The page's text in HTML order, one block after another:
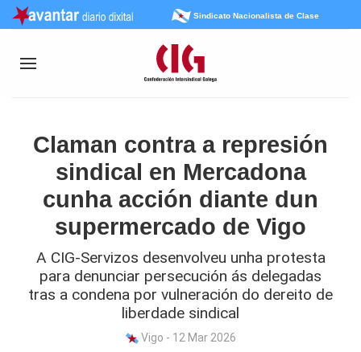
Sindicato Nacionalista de Clase
Claman contra a represión
sindical en Mercadona
cunha acción diante dun
supermercado de Vigo
A CIG-Servizos desenvolveu unha protesta
para denunciar persecución ás delegadas
tras a condena por vulneración do dereito de
liberdade sindical
Vigo - 12 Mar 2026